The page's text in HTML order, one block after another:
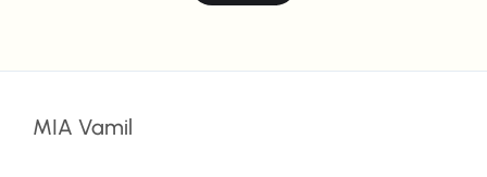
MIA Vamil